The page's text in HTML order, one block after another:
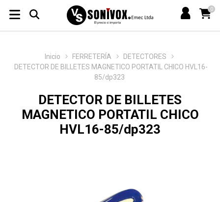
0
Inicio FERRETERÍA
DETECTORES
DETECTOR DE BILLETES MAGNETICO PORTATIL CHICO HVL16-
85/dp323
DETECTOR DE BILLETES
MAGNETICO PORTATIL CHICO
HVL16-85/dp323